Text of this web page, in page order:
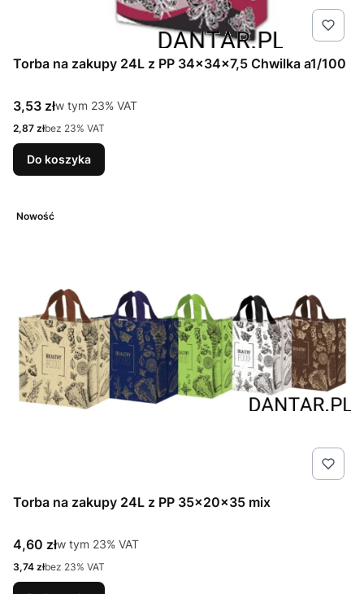
Torba na zakupy 24L z PP 34x34x7,5 Chwilka a1/100
Cena brutto
3,53 złw tym %s VAT
w tym 23% VAT
Cena netto
2,87 złbez 23% VAT
Do koszyka
Nowość
Torba na zakupy 24L z PP 35x20x35 mix
Cena brutto
4,60 złw tym %s VAT
w tym 23% VAT
Cena netto
3,74 złbez 23% VAT